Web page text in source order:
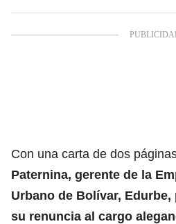
Con una carta de dos
Paternina, gerente de la
Urbano de Bolívar,
su renuncia al cargo